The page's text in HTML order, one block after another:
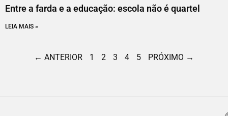
Entre a farda e a educação: escola não é quartel
LEIA MAIS »
← ANTERIOR 1 2 3 4 5 PRÓXIMO →